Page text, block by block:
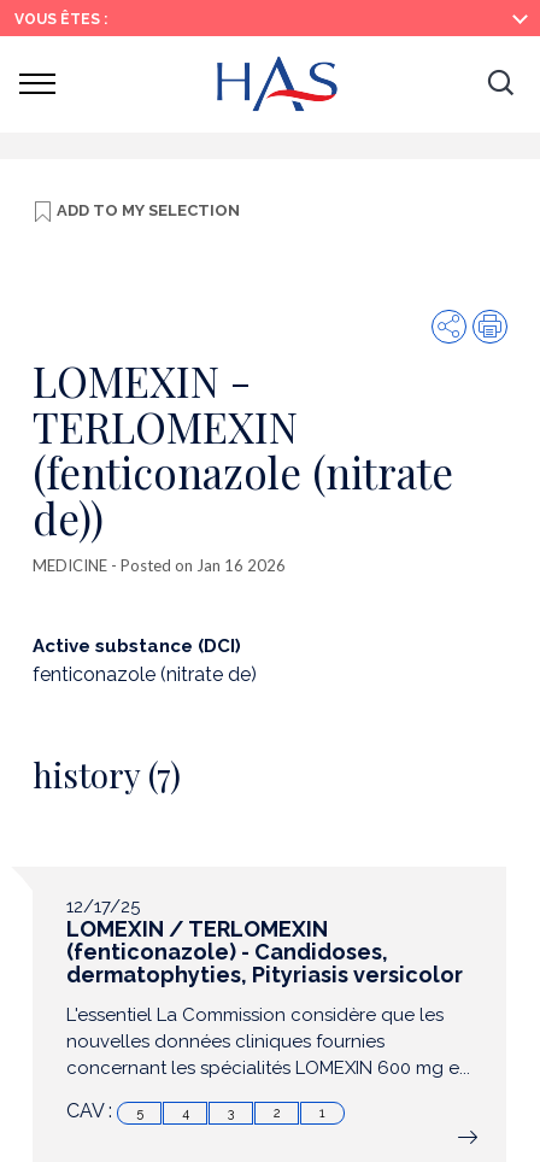
Search
Main
Menu
Main
Content
VOUS ÊTES :
Ouvrir
ADD TO MY SELECTION
Share
LOMEXIN -
TERLOMEXIN
(fenticonazole (nitrate
de))
MEDICINE - Posted on Jan 16 2026
Active substance (DCI)
fenticonazole (nitrate de)
history (7)
12/17/25
LOMEXIN / TERLOMEXIN
(fenticonazole) - Candidoses,
dermatophyties, Pityriasis versicolor
L'essentiel La Commission considère que les
nouvelles données cliniques fournies
concernant les spécialités LOMEXIN 600 mg e...
CAV : 5 4 3 2 1